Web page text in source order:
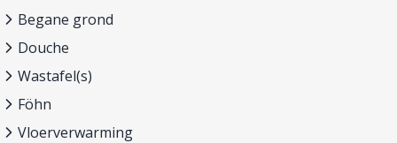
Begane grond
Douche
Wastafel(s)
Föhn
Vloerverwarming